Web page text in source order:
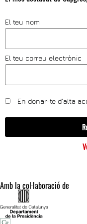
El teu nom
El teu correu electrònic
En donar-te d'alta
Amb la col·laboració de